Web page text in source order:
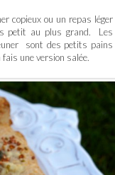
copieux ou un repas léger
petit au plus grand. Les
sont des petits pains
fais une version salée.